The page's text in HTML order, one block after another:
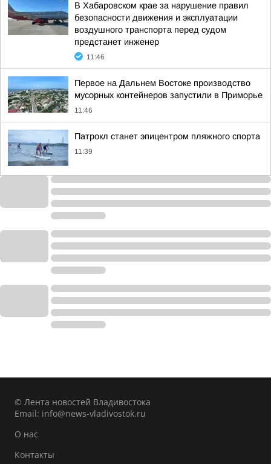
В Хабаровском крае за нарушение правил
безопасности движения и эксплуатации
воздушного транспорта перед судом
предстанет инженер
11:46
Первое на Дальнем Востоке производство
мусорных контейнеров запустили в Приморье
11:46
Патрокл станет эпицентром пляжного спорта
11:39
© Лента новостей Владивостока
Email: info@news-vladivostok.ru
О нас
Контакты